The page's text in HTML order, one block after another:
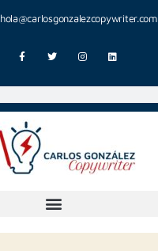
hola@carlosgonzalezcopywriter.com